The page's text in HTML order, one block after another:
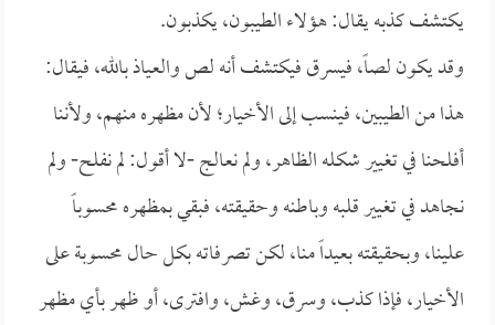
يكتشف كذبه يقال: هؤلاء الطيبون، يكذبون.
وقد يكون لصاً، فيسرق فيكتشف أنه لص والعياذ بالله، فيقال:
هذا من الطيبين، فينسب إلى الأخيار؛ لأن مظهره منهم، ولأننا
أفلحنا في تغيير شكله الظاهر، ولم نعالج -لا أقول: لم نفلح- ولم
نجاهد في تغيير قلبه وباطنه وحقيقته، فبقي بمظهره محسوباً
علينا، وبحقيقته بعيداً منا، لكن تصرفاته بكل حال محسوبة على
الأخيار، فإذا كذب، وسرق، وغش، وافترى، أو ظهر بأي مظهر